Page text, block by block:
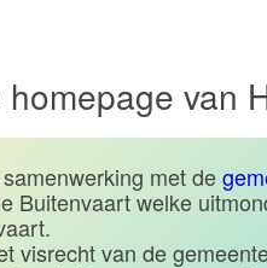
van
met de
Buitenvaart welke
visrecht van de